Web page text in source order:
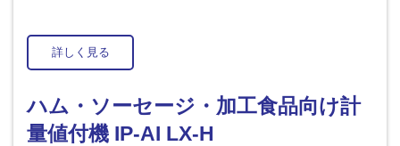
詳しく見る
ハム・ソーセージ・加工食品向け計
量値付機 IP-AI LX-H